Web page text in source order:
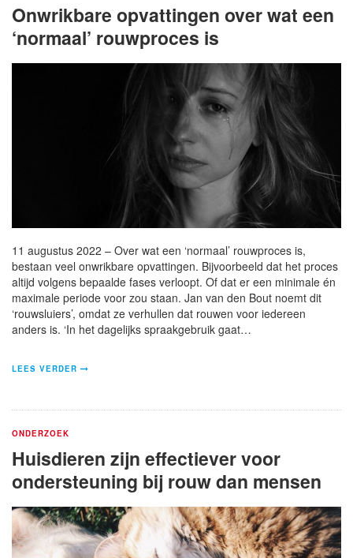
Onwrikbare opvattingen over wat een
‘normaal’ rouwproces is
11 augustus 2022 – Over wat een ‘normaal’ rouwproces is,
bestaan veel onwrikbare opvattingen. Bijvoorbeeld dat het proces
altijd volgens bepaalde fases verloopt. Of dat er een minimale én
maximale periode voor zou staan. Jan van den Bout noemt dit
‘rouwsluiers’, omdat ze verhullen dat rouwen voor iedereen
anders is. ‘In het dagelijks spraakgebruik gaat…
LEES VERDER
ONDERZOEK
Huisdieren zijn effectiever voor
ondersteuning bij rouw dan mensen